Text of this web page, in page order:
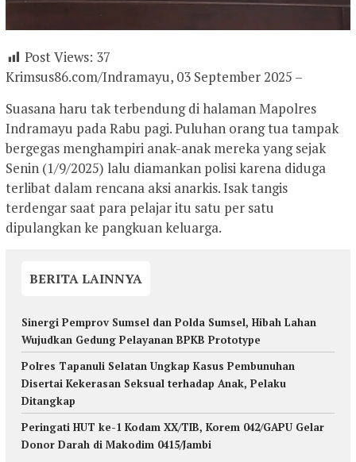
Post Views: 37
Krimsus86.com/Indramayu, 03 September 2025 –
Suasana haru tak terbendung di halaman Mapolres
Indramayu pada Rabu pagi. Puluhan orang tua tampak
bergegas menghampiri anak-anak mereka yang sejak
Senin (1/9/2025) lalu diamankan polisi karena diduga
terlibat dalam rencana aksi anarkis. Isak tangis
terdengar saat para pelajar itu satu per satu
dipulangkan ke pangkuan keluarga.
BERITA LAINNYA
Sinergi Pemprov Sumsel dan Polda Sumsel, Hibah Lahan
Wujudkan Gedung Pelayanan BPKB Prototype
Polres Tapanuli Selatan Ungkap Kasus Pembunuhan
Disertai Kekerasan Seksual terhadap Anak, Pelaku
Ditangkap
Peringati HUT ke-1 Kodam XX/TIB, Korem 042/GAPU Gelar
Donor Darah di Makodim 0415/Jambi